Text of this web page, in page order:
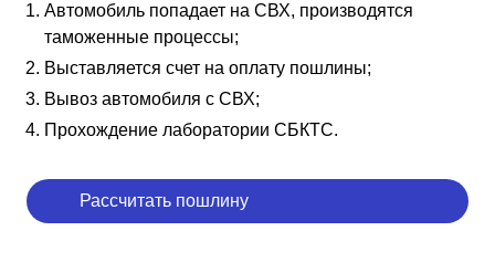
Автомобиль попадает на СВХ, производятся
таможенные процессы;
Выставляется счет на оплату пошлины;
Вывоз автомобиля с СВХ;
Прохождение лаборатории СБКТС.
Рассчитать пошлину